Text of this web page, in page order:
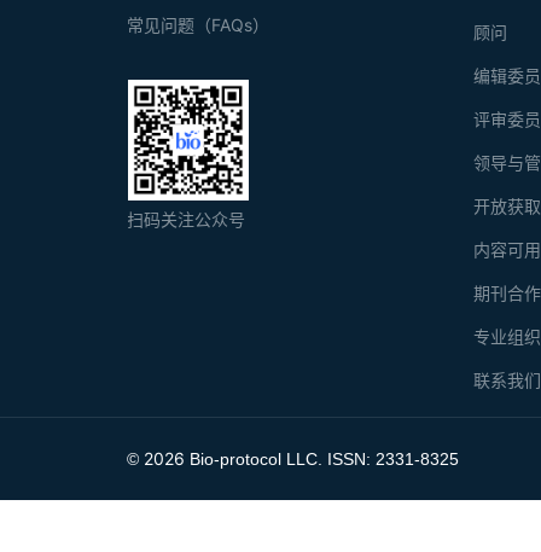
顾问
编辑委
评审委
领导与
开放获
内容可
期刊合
专业组
联系我们
常见问题（FAQs）
扫码关注公众号
© 2026 Bio-protocol LLC. ISSN: 2331-8325